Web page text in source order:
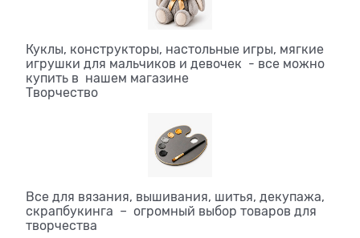
Куклы, конструкторы, настольные игры, мягкие
игрушки для мальчиков и девочек - все можно
купить в нашем магазине
Творчество
Все для вязания, вышивания, шитья, декупажа,
скрапбукинга – огромный выбор товаров для
творчества